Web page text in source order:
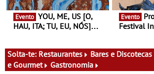
Evento
HAU, ITA; TU, EU, NÓS]
13 de Dezembro
Evento
Festival
29 de
Solta-te: Restaurantes Bares e Discotecas
e Gourmet
Gastronomia